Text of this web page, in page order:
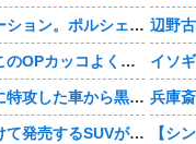
まさかの「上下」グラデーション。ポルシェが豪州75周年を祝う特別モデル「911 Turbo S Land Down Under」を発表、1951年の「見果てぬ夢」が内外装に再現
【仮面ライダーゼッツ】このOPカッコよくない？本編の展開ちゃんと反映してて完成度高いし
【動画あり】鹿児島市電に特攻した車から黒服3人組が車を乗り捨てて逃走
【画像】日産が社運をかけて発売するSUVがこちらです‥‥
イソ